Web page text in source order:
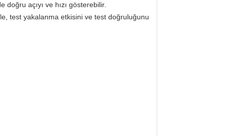
açıyı ve hızı gösterebilir.
test yakalanma etkisini ve test doğruluğunu